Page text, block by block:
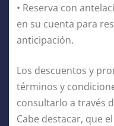
• Reserva con
en su cuenta para
anticipación.
Los descuentos y
términos y
consultarlo a través
Cabe destacar, que